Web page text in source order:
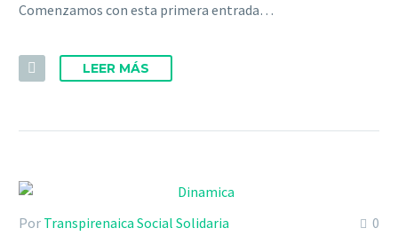
Comenzamos con esta primera entrada…
LEER MÁS
0
Por Transpirenaica Social Solidaria